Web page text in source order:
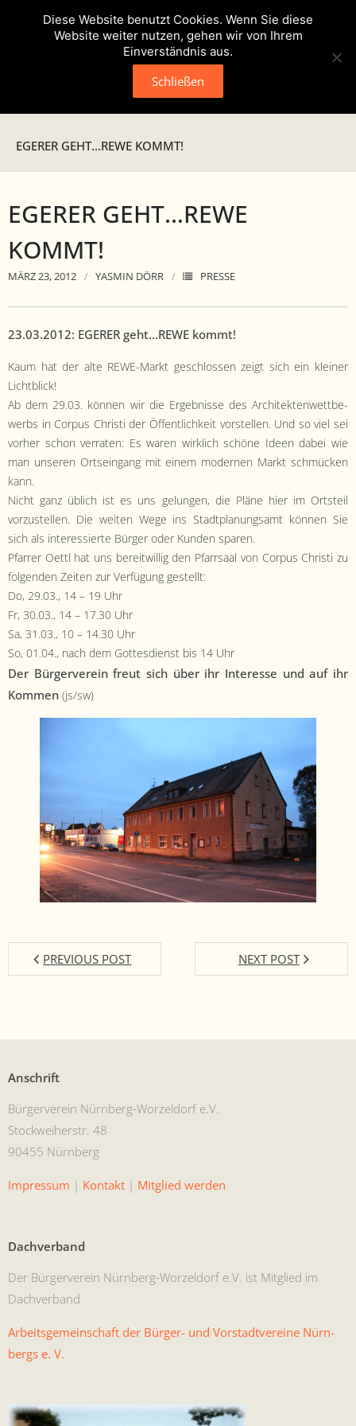
Veranstaltungen
Verein
- Geschichte
- Satzung
- Mitglied werden
- Flyer
EGERER GEHT…REWE KOMMT!
EGERER GEHT…REWE
KOMMT!
MÄRZ 23, 2012 YASMIN DÖRR PRESSE
23.03.2012: EGERER geht…REWE kommt!
Kaum hat der alte REWE-Markt geschlossen zeigt sich ein klein­er
Licht­blick!
Ab dem 29.03. kön­nen wir die Ergeb­nisse des Architek­ten­wet­tbe­
werbs in Cor­pus Christi der Öffentlichkeit vorstellen. Und so viel sei
vorher schon ver­rat­en: Es waren wirk­lich schöne Ideen dabei wie
man unseren Ort­sein­gang mit einem mod­er­nen Markt schmück­en
kann.
Nicht ganz üblich ist es uns gelun­gen, die Pläne hier im Ort­steil
vorzustellen. Die weit­en Wege ins Stadt­pla­nungsamt kön­nen Sie
sich als inter­essierte Bürg­er oder Kun­den sparen.
Pfar­rer Oet­tl hat uns bere­itwillig den Pfarrsaal von Cor­pus Christi zu
fol­gen­den Zeit­en zur Ver­fü­gung gestellt:
Do, 29.03., 14 – 19 Uhr
Fr, 30.03., 14 – 17.30 Uhr
Sa, 31.03., 10 – 14.30 Uhr
So, 01.04., nach dem Gottes­di­enst bis 14 Uhr
Der Bürg­ervere­in freut sich über ihr Inter­esse und auf ihr
Kom­men (js/sw)
PREVIOUS POST NEXT POST
Anschrift
Bürg­ervere­in Nürn­berg-Worzel­dorf e.V.
Stock­wei­her­str. 48
90455 Nürnberg
Impres­sum | Kon­takt | Mit­glied werden
Dachverband
Der Bürg­ervere­in Nürn­berg-Worzel­dorf e.V. ist Mit­glied im
Dachverband
Arbeits­ge­mein­schaft der Bürg­er- und Vorstadtvere­ine Nürn­
bergs e. V.
Diese Website benutzt Cookies. Wenn Sie diese
Website weiter nutzen, gehen wir von Ihrem
Einverständnis aus.
Schließen